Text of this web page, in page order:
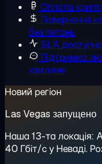
Оплата
Повернення
без питань
SLA
Підтримка
хвилини
Новий регіон
Las Vegas запущено
Наша 13-та локація:
40 Гбіт/с у Неваді.